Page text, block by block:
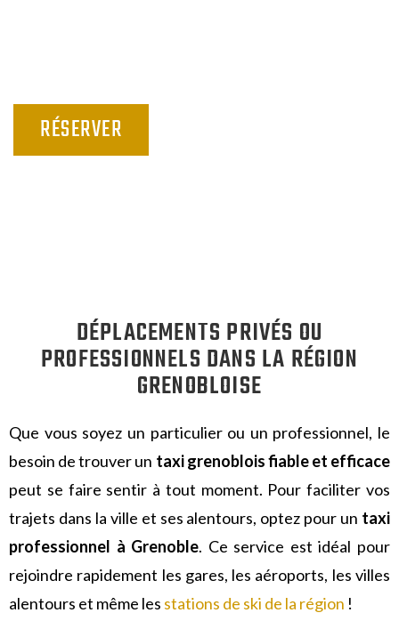
RÉSERVER
DÉPLACEMENTS PRIVÉS OU
PROFESSIONNELS DANS LA RÉGION
GRENOBLOISE
Que vous soyez un particulier ou un professionnel, le
besoin de trouver un taxi grenoblois fiable et efficace
peut se faire sentir à tout moment. Pour faciliter vos
trajets dans la ville et ses alentours, optez pour un taxi
professionnel à Grenoble. Ce service est idéal pour
rejoindre rapidement les gares, les aéroports, les villes
alentours et même les stations de ski de la région !